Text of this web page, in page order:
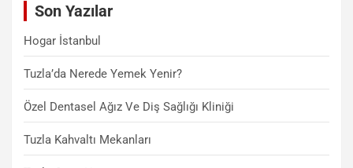
Son Yazılar
Hogar İstanbul
Tuzla’da Nerede Yemek Yenir?
Özel Dentasel Ağız Ve Diş Sağlığı Kliniği
Tuzla Kahvaltı Mekanları